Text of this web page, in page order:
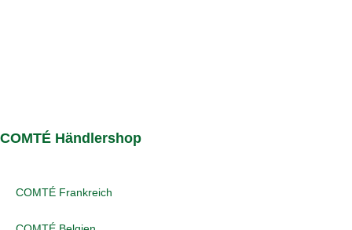
COMTÉ Händlershop
COMTÉ Frankreich